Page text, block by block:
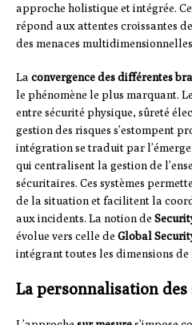
approche holistique et intégrée.
répond aux attentes croissantes
des menaces
La convergence des différentes
le phénomène le plus marquant.
entre sécurité physique, sûreté
gestion des risques s’estompent
intégration se traduit par
qui centralisent la gestion de
sécuritaires. Ces systèmes
de la situation et facilitent la
aux incidents. La notion de
évolue vers celle de Global
intégrant toutes les dimensions
La personnalisation